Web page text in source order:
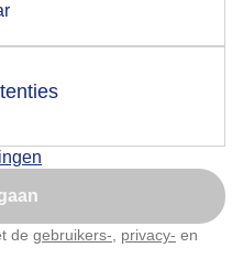
de gebruikers- privacy- en
de popup
later
te passen